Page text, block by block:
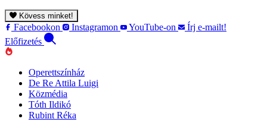
Kövess minket!
Facebookon Instagramon YouTube-on
Írj e-mailt!
Előfizetés
Operettszínház
De Re Attila Luigi
Közmédia
Tóth Ildikó
Rubint Réka